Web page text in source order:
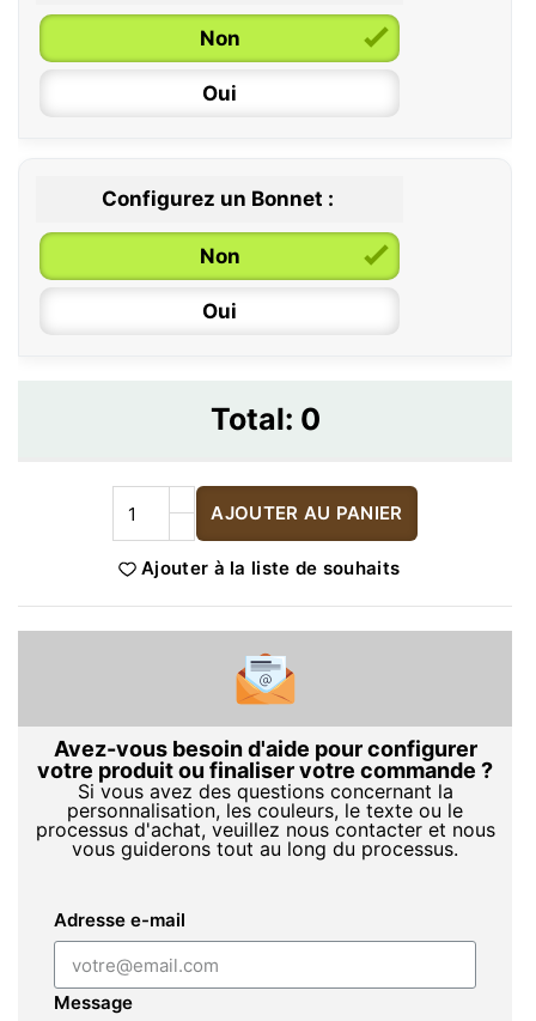
Non
Oui
Configurez un Bonnet :
Non
Oui
Total: 0
AJOUTER AU PANIER
Ajouter à la liste de souhaits
Avez-vous besoin d'aide pour configurer
votre produit ou finaliser votre commande ?
Si vous avez des questions concernant la
personnalisation, les couleurs, le texte ou le
processus d'achat, veuillez nous contacter et nous
vous guiderons tout au long du processus.
Adresse e-mail
Message